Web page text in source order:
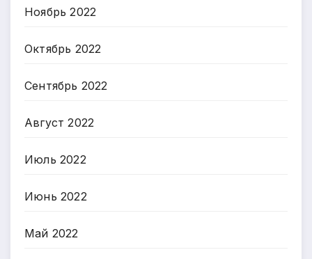
Ноябрь 2022
Октябрь 2022
Сентябрь 2022
Август 2022
Июль 2022
Июнь 2022
Май 2022